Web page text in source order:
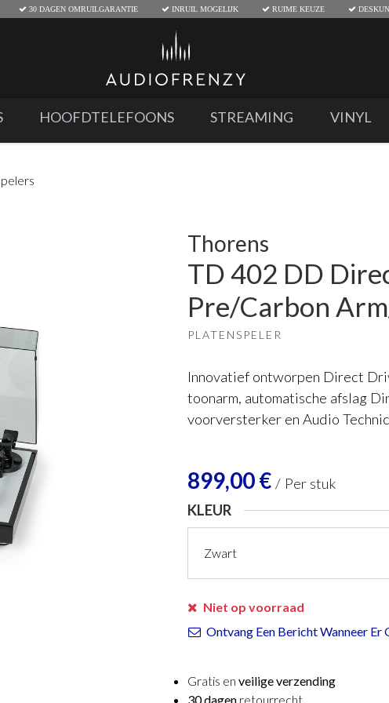
30 DAGEN OMRUILGARANTIE INRUIL MOGELIJK RUIME KEUZE
HOOFDTELEFOONS STREAMING VINYL
Thorens
TD 402 DD
Pre/Carbon
PLATENSPELER
Innovatief ontworpen Direct
toonarm, automatische afslag
voorversterker en Audio
899,00€ / Per stuk
KLEUR
Niet op voorraad
Ontvang Een Bericht Wanneer Er
Gratis en veilige verzending
30 dagen retourrecht